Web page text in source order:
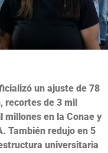
un ajuste de 78
recortes de 3 mil
millones en la Conae y
También redujo en 5
universitaria